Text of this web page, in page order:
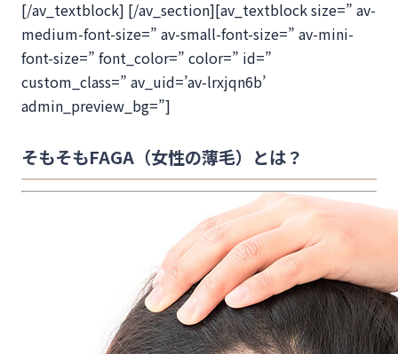
[/av_textblock] [/av_section][av_textblock size=” av-
medium-font-size=” av-small-font-size=” av-mini-
font-size=” font_color=” color=” id=”
custom_class=” av_uid=’av-lrxjqn6b’
admin_preview_bg=”]
そもそもFAGA（女性の薄毛）とは？